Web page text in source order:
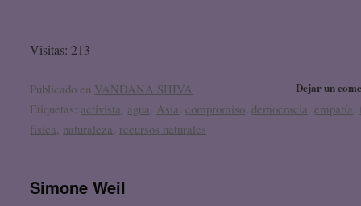
Visitas: 213
Dejar un
Publicado en VANDANA SHIVA
Etiquetas: activista, agua, Asia,compromiso,democracia,empatía,
física, naturaleza, recursos naturales
Simone Weil